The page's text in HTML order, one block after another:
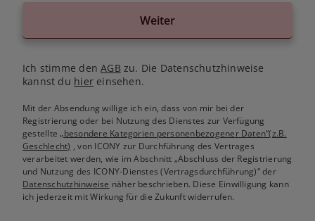
Weiter
Ich stimme denAGB zu. Die Datenschutzhinweise
kannst du hiereinsehen.
Mit der Absendung willige ich ein, dass von mir bei der
Registrierung oder bei Nutzung des Dienstes zur Verfügung
gestellte„besondere Kategorien personenbezogener Daten“(z.B.
Geschlecht) , von ICONY zur Durchführung des Vertrages
verarbeitet werden, wie im Abschnitt „Abschluss der Registrierung
und Nutzung des ICONY-Dienstes (Vertragsdurchführung)“ der
Datenschutzhinweise näher beschrieben. Diese Einwilligung kann
ich jederzeit mit Wirkung für die Zukunft widerrufen.